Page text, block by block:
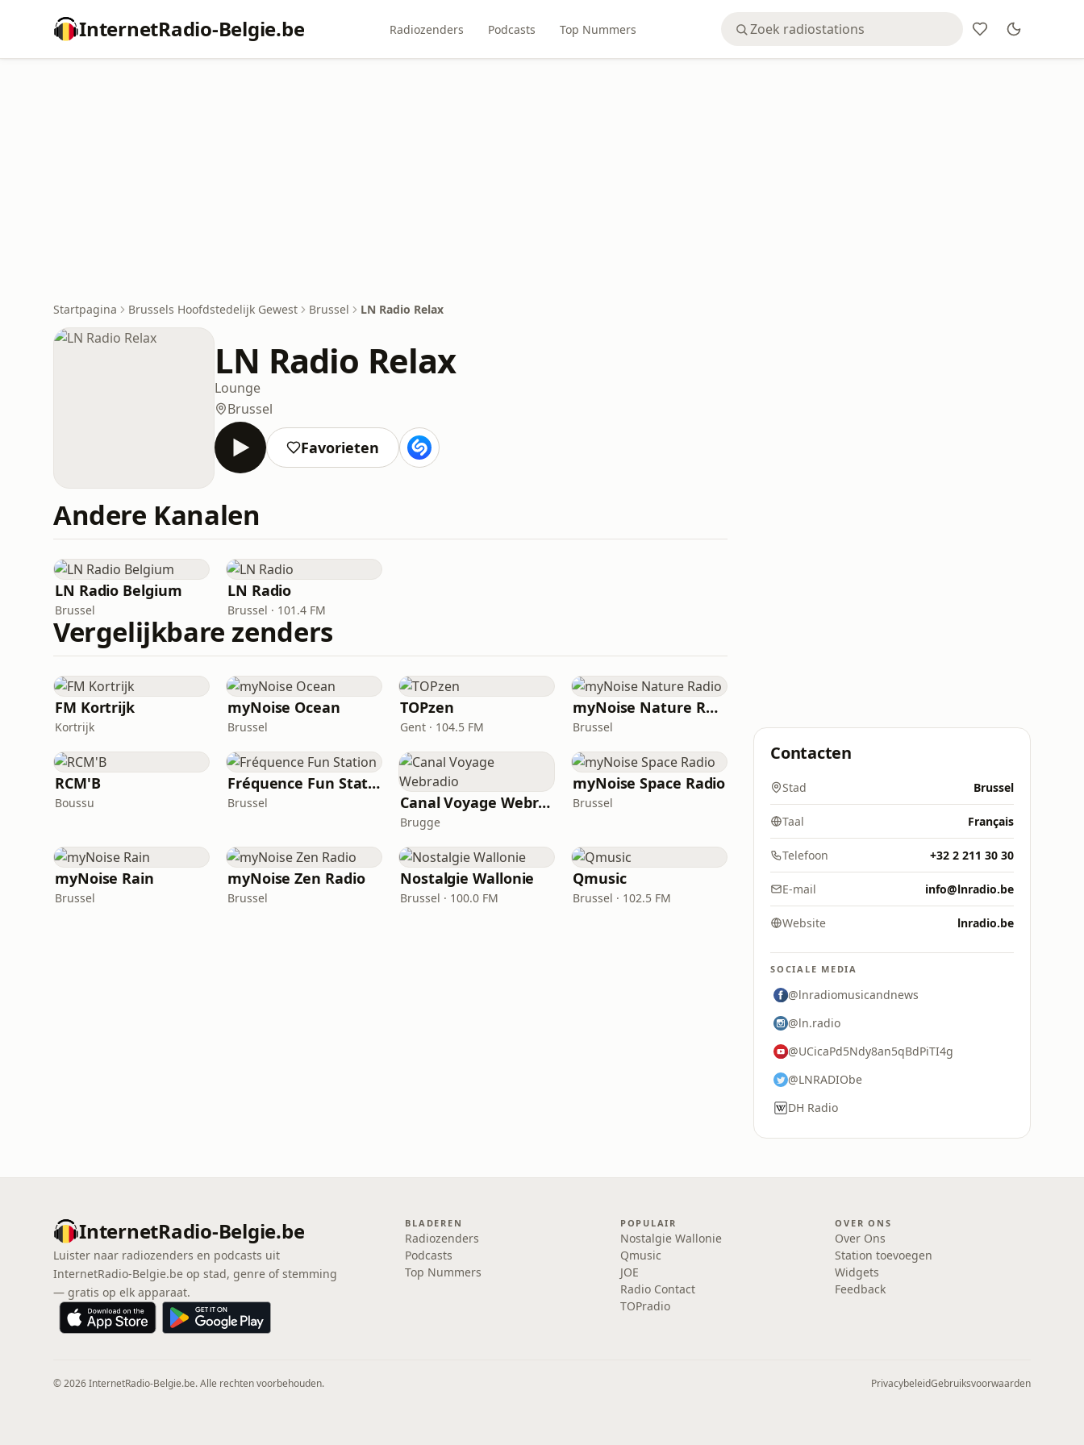
InternetRadio-Belgie.be Radiozenders Podcasts Top Nummers
Startpagina Brussels Hoofdstedelijk Gewest Brussel LN Radio Relax
LN Radio Relax
Lounge
Brussel
Favorieten
Andere Kanalen
LN Radio Belgium
Brussel
LN Radio
Brussel · 101.4 FM
Vergelijkbare zenders
FM Kortrijk
Kortrijk
myNoise Ocean
Brussel
TOPzen
Gent · 104.5 FM
myNoise Nature Radio
Brussel
RCM'B
Boussu
Fréquence Fun Station
Brussel Canal Voyage Webradio
Brugge
myNoise Space Radio
Brussel
myNoise Rain
Brussel
myNoise Zen Radio
Brussel
Nostalgie Wallonie
Brussel · 100.0 FM
Qmusic
Brussel · 102.5 FM
Contacten
Stad Brussel
Taal Français
Telefoon +32 2 211 30 30
E-mail info@lnradio.be
Website lnradio.be
SOCIALE MEDIA
@lnradiomusicandnews
@ln.radio
@UCicaPd5Ndy8an5qBdPiTI4g
@LNRADIObe
DH Radio
InternetRadio-Belgie.be
Luister naar radiozenders en podcasts uit
InternetRadio-Belgie.be op stad, genre of stemming
— gratis op elk apparaat.
BLADEREN
Radiozenders
Podcasts
Top Nummers
POPULAIR
Nostalgie Wallonie
Qmusic
JOE
Radio Contact
TOPradio
OVER ONS
Over Ons
Station toevoegen
Widgets
Feedback
© 2026 InternetRadio-Belgie.be. Alle rechten voorbehouden. PrivacybeleidGebruiksvoorwaarden